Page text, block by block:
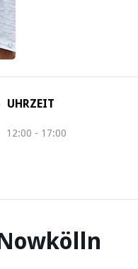
UHRZEIT
12:00 - 17:00